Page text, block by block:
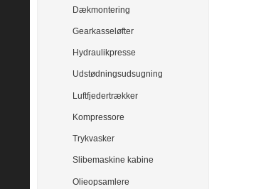
Dækmontering
Gearkasseløfter
Hydraulikpresse
Udstødningsudsugning
Luftfjedertrækker
Kompressore
Trykvasker
Slibemaskine kabine
Olieopsamlere